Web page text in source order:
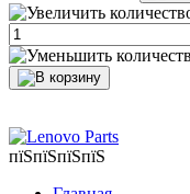
пїЅпїЅпїЅпїЅ